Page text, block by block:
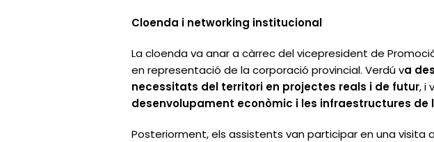
Cloenda i networking institucional
La cloenda va anar a càrrec del vicepresident de
en representació de la corporació provincial. Verdú va
necessitats del territori en projectes reals i de futur, i
desenvolupament econòmic i les infraestructures
Posteriorment, els assistents van participar en una visita